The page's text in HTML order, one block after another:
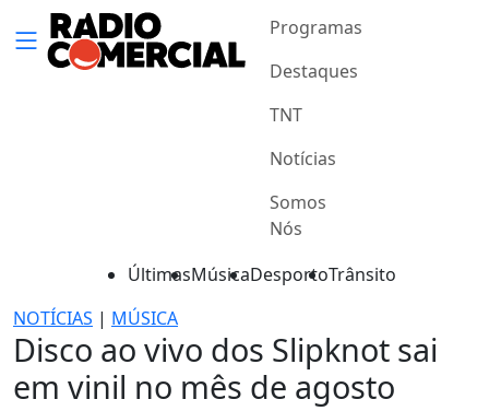
Programas
Destaques
TNT
Notícias
Somos
Nós
ÚltimasMúsicaDesportoTrânsito
NOTÍCIAS | MÚSICA
Disco ao vivo dos Slipknot sai
em vinil no mês de agosto